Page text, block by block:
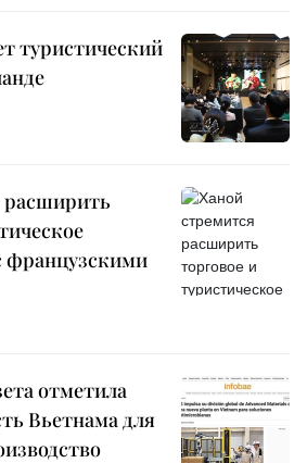
туристический
расширить
французскими
отметила
Вьетнама для